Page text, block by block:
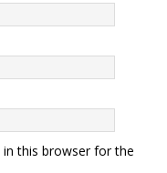
this browser for the